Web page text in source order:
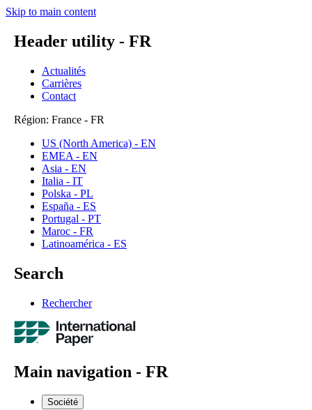
Skip to main content
Header utility - FR
Actualités
Carrières
Contact
Région: France - FR
US (North America) - EN
EMEA - EN
Asia - EN
Italia - IT
Polska - PL
España - ES
Portugal - PT
Maroc - FR
Latinoamérica - ES
Search
Rechercher
Main navigation - FR
Société